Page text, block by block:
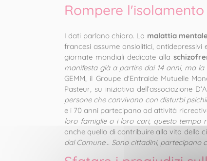
Rompere
I dati parlano chiaro. La malattia
francesi assume ansiolitici,
giornate mondiali dedicate alla
manifesta già a partire dai 14 anni, ma
GEMM, il Groupe d'Entraide Mutuelle
Pasteur, su iniziativa dell’associazione
persone che convivono con disturbi
e i 70 anni partecipano ad attività
loro famiglie o i loro cari, questo tempo
anche quello di contribuire alla vita della
dal Comune... Sono cittadini, partecipano